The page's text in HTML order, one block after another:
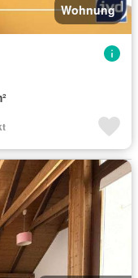
Wohnung